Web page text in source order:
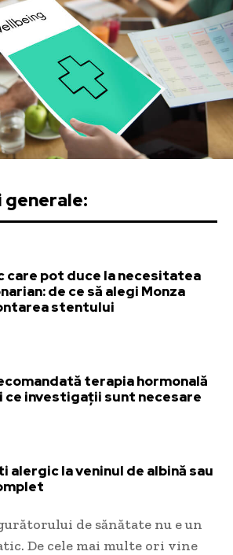
care pot duce la necesitatea
de ce să alegi Monza
stentului
terapia hormonală
ce investigații sunt necesare
alergic la veninul de albină sau
de sănătate nu e un
De cele mai multe ori vine